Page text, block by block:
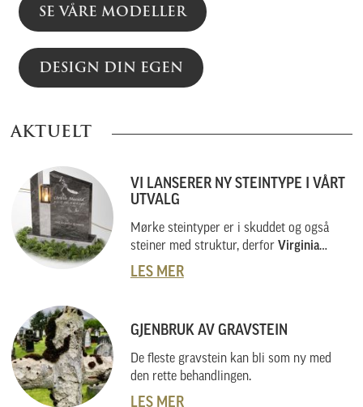
SE VÅRE MODELLER
DESIGN DIN EGEN
AKTUELT
VI LANSERER NY STEINTYPE I VÅRT
UTVALG
Mørke steintyper er i skuddet og også
steiner med struktur, derfor Virginia
Black.
LES MER
GJENBRUK AV GRAVSTEIN
De fleste gravstein kan bli som ny med
den rette behandlingen.
LES MER